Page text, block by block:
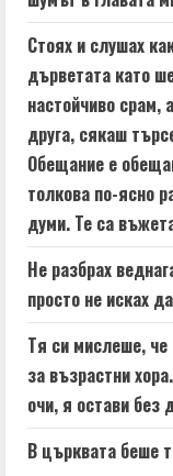
Стоях и слушах
дърветата като
настойчиво срам,
друга, сякаш
Обещание е
толкова по-ясно
думи. Те са
Не разбрах
просто не исках
Тя си мислеше,
за възрастни
очи, я остави без
В църквата беше